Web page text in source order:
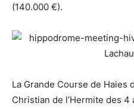
(140.000 €).
La Grande Course de Haies
Christian de l’Hermite des